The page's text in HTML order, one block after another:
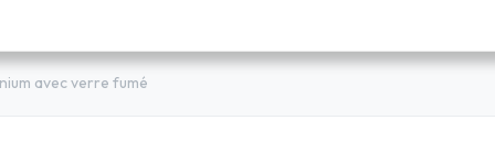
avec verre fumé